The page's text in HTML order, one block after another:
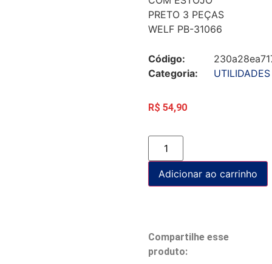
PRETO 3 PEÇAS
WELF PB-31066
Código:
Categoria:
UTILIDADES
R$ 54,90
Adicionar ao carrinho
Compartilhe esse
produto: